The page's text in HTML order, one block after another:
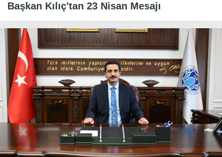
Başkan Kılıç'tan 23 Nisan Mesajı